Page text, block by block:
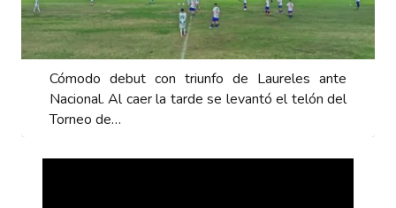
Cómodo debut con triunfo de Laureles ante
Nacional. Al caer la tarde se levantó el telón del
Torneo de…